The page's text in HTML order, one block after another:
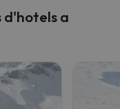
d'hotels a